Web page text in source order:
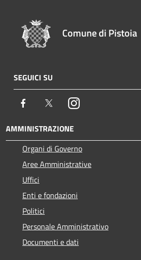
Comune di Pistoia
SEGUICI SU
Facebook TwitterInstagram
AMMINISTRAZIONE
Organi di Governo
Aree Amministrative
Uffici
Enti e fondazioni
Politici
Personale Amministrativo
Documenti e dati